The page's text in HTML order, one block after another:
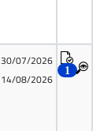
30/07/2026
14/08/2026
1